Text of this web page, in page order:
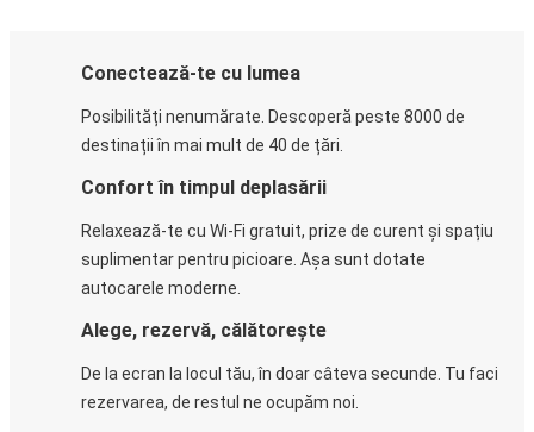
Conectează-te cu lumea
Posibilități nenumărate. Descoperă peste 8000 de
destinații în mai mult de 40 de țări.
Confort în timpul deplasării
Relaxează-te cu Wi-Fi gratuit, prize de curent și spațiu
suplimentar pentru picioare. Așa sunt dotate
autocarele moderne.
Alege, rezervă, călătorește
De la ecran la locul tău, în doar câteva secunde. Tu faci
rezervarea, de restul ne ocupăm noi.